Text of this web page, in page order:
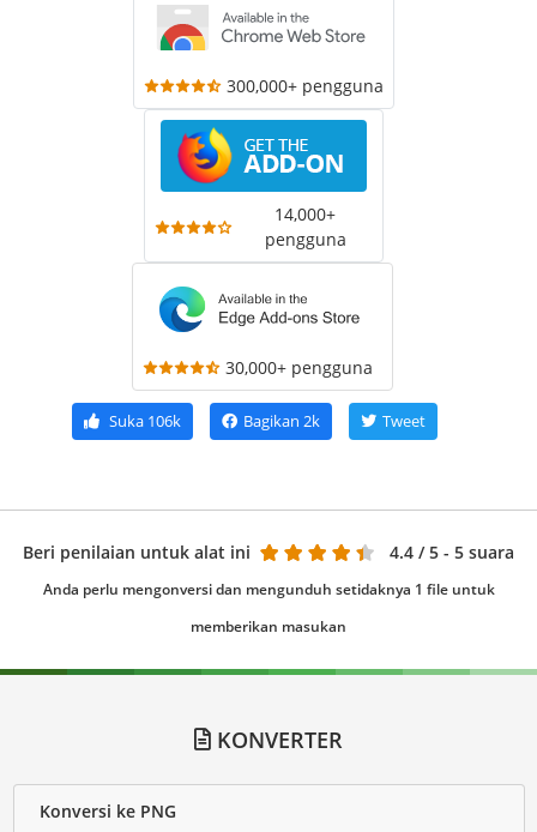
300,000+ pengguna
14,000+
pengguna
30,000+ pengguna
Suka106k Bagikan 2k Tweet
Beri penilaian untuk alat ini 4.4 / 5 - 5 suara
Anda perlu mengonversi dan mengunduh setidaknya 1 file untuk
memberikan masukan
KONVERTER
Konversi ke PNG